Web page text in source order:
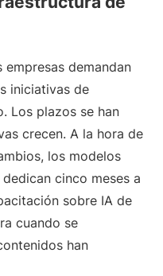
demandan
iniciativas de
Los plazos se han
crecen. A la hora de
los modelos
cinco meses a
sobre IA de
cuando se
han